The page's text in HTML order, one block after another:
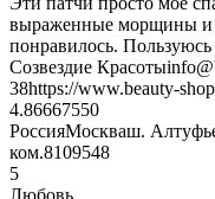
выраженные морщины и
понравилось. Пользуюсь
Созвездие Красоты
38https://www.beauty-
4.86667550
РоссияМоскваш.
ком.8109548
5
Любовь